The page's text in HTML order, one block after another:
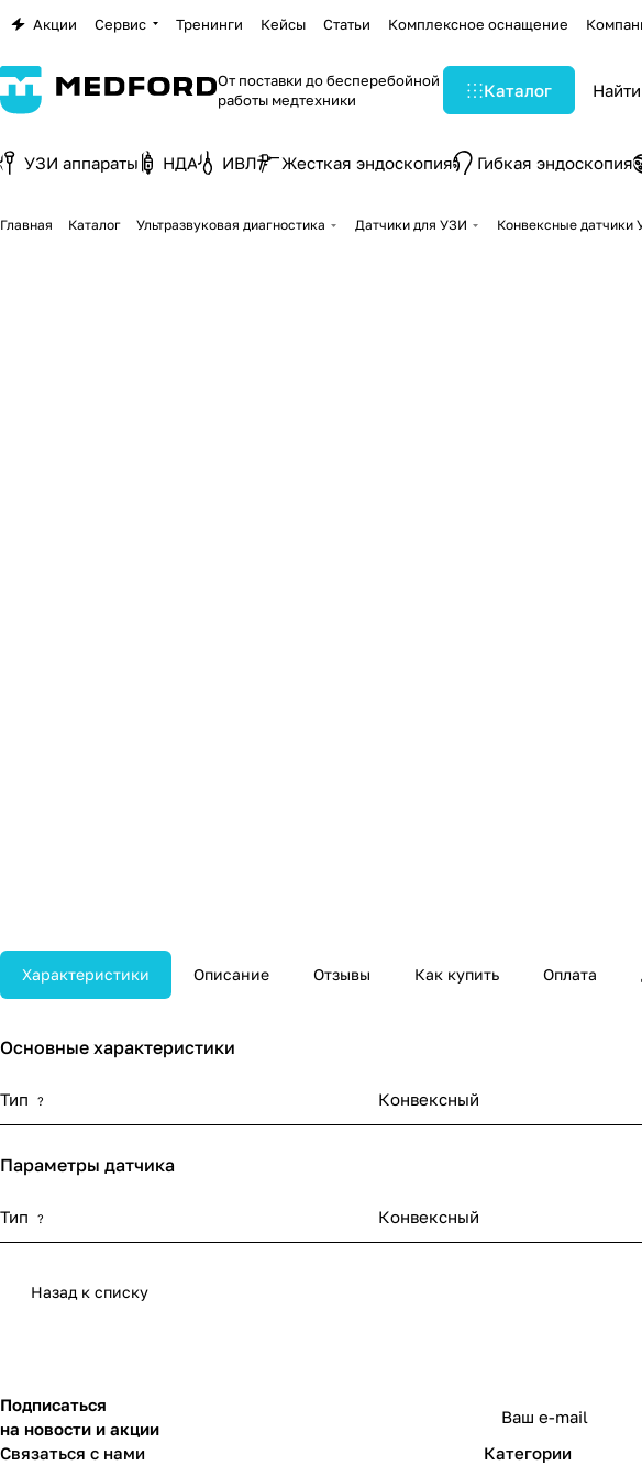
Акции Сервис Тренинги Кейсы Статьи Комплексное оснащение
От поставки до бесперебойной
работы медтехники
Каталог
УЗИ аппараты НДА ИВЛ Жесткая эндоскопия Гибкая эндоскопия
Главная Каталог Ультразвуковая диагностика Датчики для УЗИ Конвексные датчики
Характеристики Описание Отзывы Как купить Оплата
Основные характеристики
Тип ? Конвексный
Параметры датчика
Тип ? Конвексный
Назад к списку
Подписаться
на новости и акции
Связаться с нами
Категории